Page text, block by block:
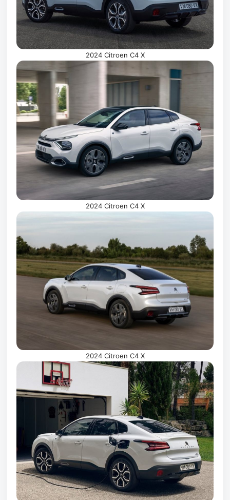
2024 Citroen C4 X
2024 Citroen C4 X
2024 Citroen C4 X